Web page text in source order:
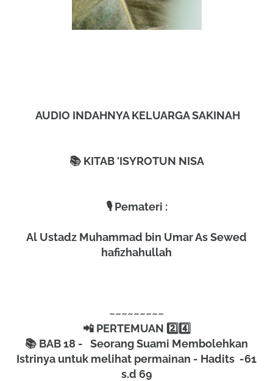
AUDIO INDAHNYA KELUARGA SAKINAH
📚 KITAB 'ISYROTUN NISA
🎙 Pemateri :
Al Ustadz Muhammad bin Umar As Sewed
hafizhahullah
~~~~~~~~~
📲 PERTEMUAN 2️⃣4️⃣
📚 BAB 18 - Seorang Suami Membolehkan
Istrinya untuk melihat permainan - Hadits -61
s.d 69